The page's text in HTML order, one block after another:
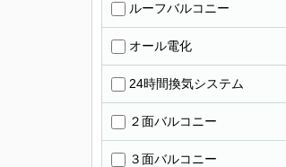
ルーフバルコニー
オール電化
24時間換気システム
２面バルコニー
３面バルコニー